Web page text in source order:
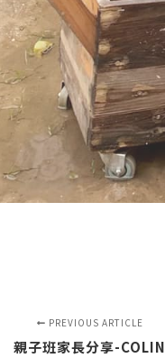
PREVIOUS ARTICLE
親子班家長分享-COLIN